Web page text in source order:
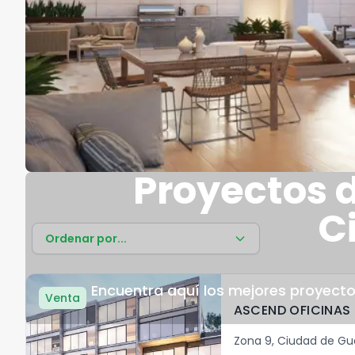
Proyectos
Encuentra aquí los mejores
Ordenar por...
Venta
ASCEND OFICINAS
Zona 9, Ciudad de